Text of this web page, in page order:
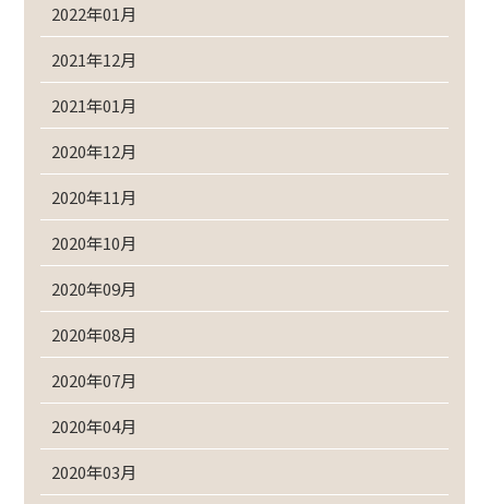
2022年01月
2021年12月
2021年01月
2020年12月
2020年11月
2020年10月
2020年09月
2020年08月
2020年07月
2020年04月
2020年03月